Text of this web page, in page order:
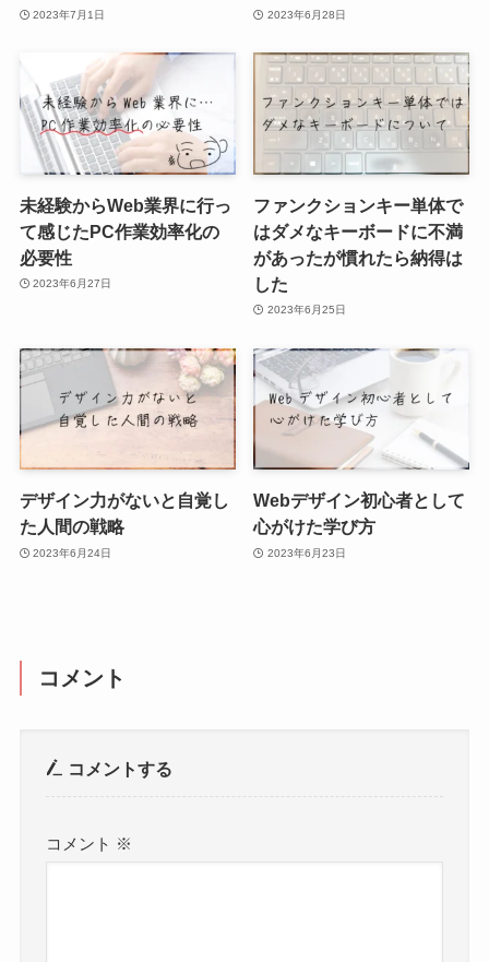
2023年7月1日 2023年6月28日
未経験からWeb業界に行っ
て感じたPC作業効率化の
必要性
2023年6月27日
ファンクションキー単体で
はダメなキーボードに不満
があったが慣れたら納得は
した
2023年6月25日
デザイン力がないと自覚し
た人間の戦略
2023年6月24日
Webデザイン初心者として
心がけた学び方
2023年6月23日
コメント
コメントする
コメント ※